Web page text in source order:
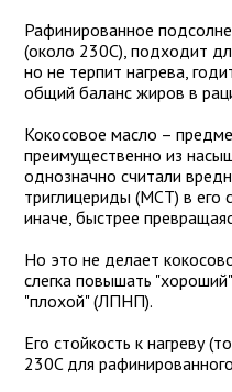
Рафинированное
(около 230C), подходит
но не терпит нагрева,
общий баланс жиров в
Кокосовое масло –
преимущественно из
однозначно считали
триглицериды (МСТ) в его
иначе, быстрее
Но это не делает
слегка повышать
"плохой" (ЛПНП).
Его стойкость к нагреву
230C для